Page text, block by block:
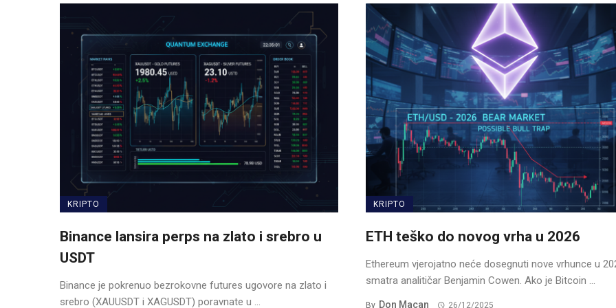
KRIPTO
Binance lansira perps na zlato i srebro u
USDT
Binance je pokrenuo bezrokovne futures ugovore na zlato i
srebro (XAUUSDT i XAGUSDT) poravnate u ...
KRIPTO
ETH teško do novog vrha u 2026
Ethereum vjerojatno neće dosegnuti nove vrhunce u
smatra analitičar Benjamin Cowen. Ako je Bitcoin ...
By Don Macan 26/12/2025